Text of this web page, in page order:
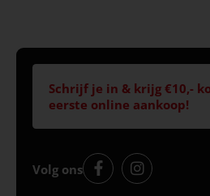
Schrijf je in & krijg €10,-
eerste online aankoop!
Volg ons